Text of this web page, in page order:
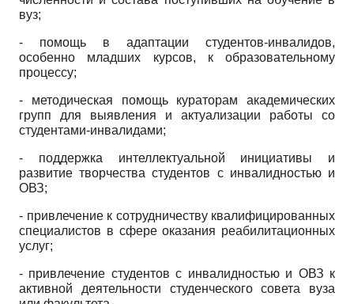
вуз;
- помощь в адаптации студентов-инвалидов,
особенно младших курсов, к образовательному
процессу;
- методическая помощь кураторам академических
групп для выявления и актуализации работы со
студентами-инвалидами;
- поддержка интеллектуальной инициативы и
развитие творчества студентов с инвалидностью и
ОВЗ;
- привлечение к сотрудничеству квалифицированных
специалистов в сфере оказания реабилитационных
услуг;
- привлечение студентов с инвалидностью и ОВЗ к
активной деятельности студенческого совета вуза